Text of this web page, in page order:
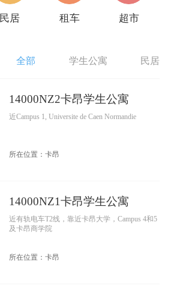
民居 租车 超市
全部 学生公寓 民居
14000NZ2卡昂学生公寓
近Campus 1, Universite de Caen Normandie
所在位置：卡昂
14000NZ1卡昂学生公寓
近有轨电车T2线，靠近卡昂大学，Campus 4和5
及卡昂商学院
所在位置：卡昂